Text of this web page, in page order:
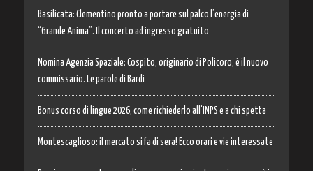
Basilicata: Clementino pronto a portare sul palco l’energia di
“Grande Anima”. Il concerto ad ingresso gratuito
Nomina Agenzia Spaziale: Cospito, originario di Policoro, è il nuovo
commissario. Le parole di Bardi
Bonus corso di lingue 2026, come richiederlo all’INPS e a chi spetta
Montescaglioso: il mercato si fa di sera! Ecco orari e vie interessate